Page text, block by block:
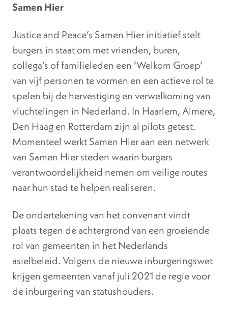
Samen Hier
Justice and Peace’s Samen Hier initiatief stelt
burgers in staat om met vrienden, buren,
collega’s of familieleden een ‘Welkom Groep’
van vijf personen te vormen en een actieve rol te
spelen bij de hervestiging en verwelkoming van
vluchtelingen in Nederland. In Haarlem, Almere,
Den Haag en Rotterdam zijn al pilots getest.
Momenteel werkt Samen Hier aan een netwerk
van Samen Hier steden waarin burgers
verantwoordelijkheid nemen om veilige routes
naar hun stad te helpen realiseren.
De ondertekening van het convenant vindt
plaats tegen de achtergrond van een groeiende
rol van gemeenten in het Nederlands
asielbeleid. Volgens de nieuwe inburgeringswet
krijgen gemeenten vanaf juli 2021 de regie voor
de inburgering van statushouders.